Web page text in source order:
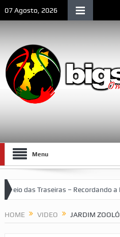
07 Agosto, 2026
Menu
das Traseiras – Recordando a
HOME VIDEO JARDIM